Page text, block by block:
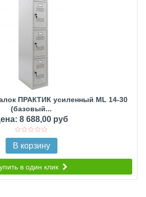
ПРАКТИК усиленный ML 14-30
(базовый...
8 688,00 руб
В корзину
в один клик